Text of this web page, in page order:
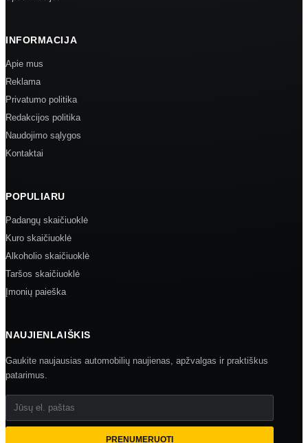
INFORMACIJA
Apie mus
Reklama
Privatumo politika
Redakcijos politika
Naudojimo sąlygos
Kontaktai
POPULIARU
Padangų skaičiuoklė
Kuro skaičiuoklė
Alkoholio skaičiuoklė
Taršos skaičiuoklė
Įmonių paieška
NAUJIENLAIŠKIS
Gaukite naujausias automobilių naujienas, apžvalgas ir praktiškus
patarimus.
Jūsų el. paštas
PRENUMERUOTI